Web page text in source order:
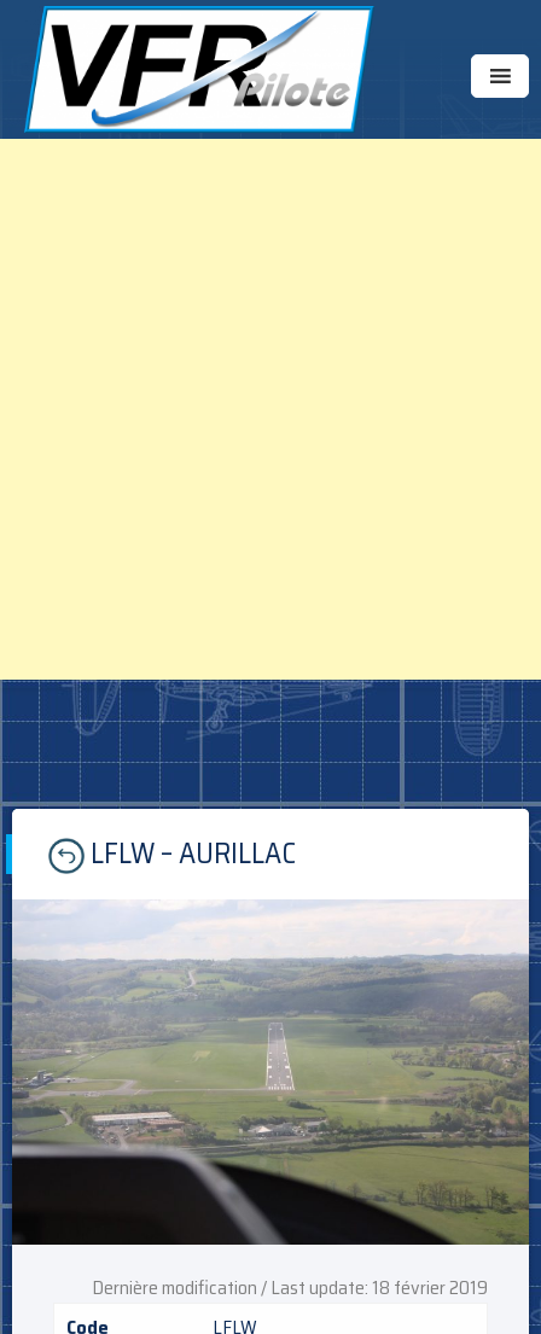
Skip
content
LFLW – AURILLAC
Dernière modification / Last update: 18 février 2019
Code
LFLW